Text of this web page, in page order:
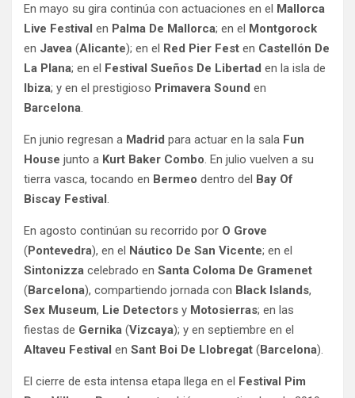
En mayo su gira continúa con actuaciones en el Mallorca
Live Festival en Palma De Mallorca; en el Montgorock
en Javea (Alicante); en el Red Pier Fest en Castellón De
La Plana; en el Festival Sueños De Libertad en la isla de
Ibiza; y en el prestigioso Primavera Sound en
Barcelona.
En junio regresan a Madrid para actuar en la sala Fun
House junto a Kurt Baker Combo. En julio vuelven a su
tierra vasca, tocando en Bermeo dentro del Bay Of
Biscay Festival.
En agosto continúan su recorrido por O Grove
(Pontevedra), en el Náutico De San Vicente; en el
Sintonizza celebrado en Santa Coloma De Gramenet
(Barcelona), compartiendo jornada con Black Islands,
Sex Museum, Lie Detectors y Motosierras; en las
fiestas de Gernika (Vizcaya); y en septiembre en el
Altaveu Festival en Sant Boi De Llobregat (Barcelona).
El cierre de esta intensa etapa llega en el Festival Pim